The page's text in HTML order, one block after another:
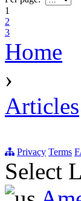
1
2
3
Home
›
Articles
Privacy Terms
Select